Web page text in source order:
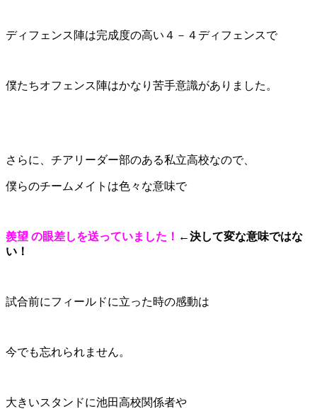
ディフェンス陣は完成度の高い４－４ディフェンスで
僕たちオフェンス陣はかなり苦手意識がありました。
さらに、チアリーダー部のある私立高校なので、
僕らのチームメイトは色々な意味で
羨望 の眼差しを送っていました ！ ←決して変な意味ではな
い！
試合前にフィールドに立った時の感動は
今でも忘れられません。
大きいスタンドに池田高校関係者や